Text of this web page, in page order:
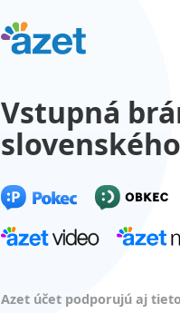
Vstupná
Azet účet podporujú aj